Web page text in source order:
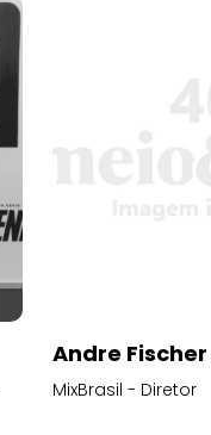
Andre Fischer
MixBrasil - Diretor